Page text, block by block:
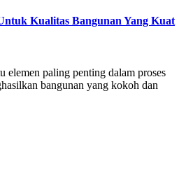
Kualitas Bangunan Yang Kuat
elemen paling penting dalam proses
bangunan yang kokoh dan